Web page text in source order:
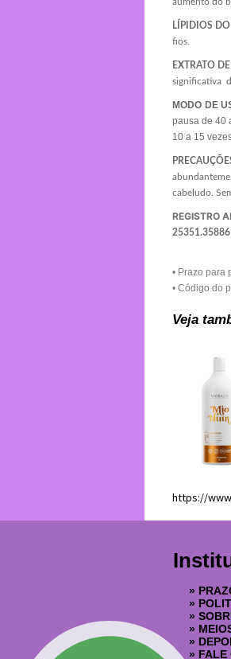
LÍPIDIOS
EXTRATO
significativa
MODO DE
pausa de 40
10 a 15
cabeludo.
REGISTRO
• Prazo para
• Código do
Veja
https://
»
»
»
»
»
» FALE